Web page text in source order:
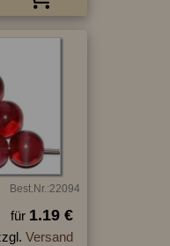
Best.Nr.:22094
für 1.19 €
Versand